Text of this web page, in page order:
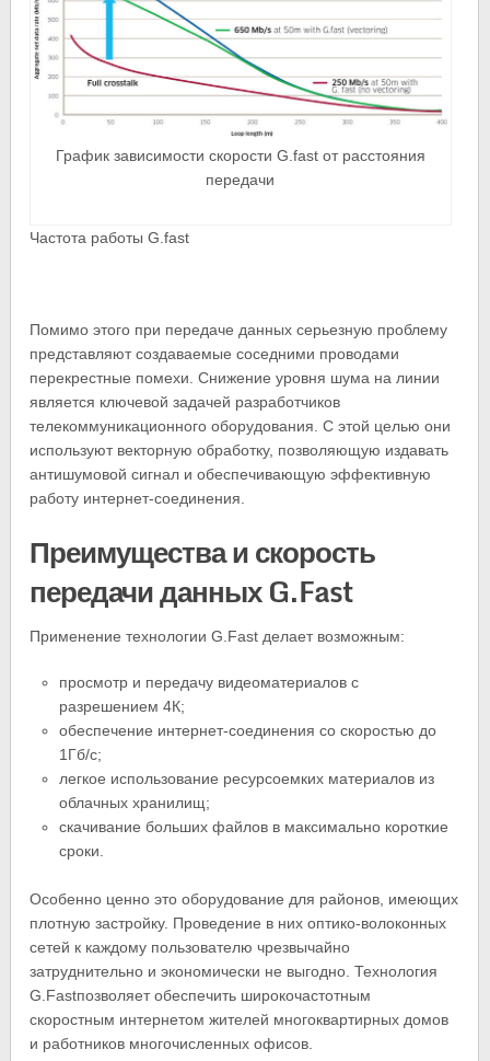
График зависимости скорости G.fast от расстояния
передачи
Частота работы G.fast
Помимо этого при передаче данных серьезную проблему
представляют создаваемые соседними проводами
перекрестные помехи. Снижение уровня шума на линии
является ключевой задачей разработчиков
телекоммуникационного оборудования. С этой целью они
используют векторную обработку, позволяющую издавать
антишумовой сигнал и обеспечивающую эффективную
работу интернет-соединения.
Преимущества и скорость
передачи данных G.Fast
Применение технологии G.Fast делает возможным:
просмотр и передачу видеоматериалов с
разрешением 4К;
обеспечение интернет-соединения со скоростью до
1Гб/с;
легкое использование ресурсоемких материалов из
облачных хранилищ;
скачивание больших файлов в максимально короткие
сроки.
Особенно ценно это оборудование для районов, имеющих
плотную застройку. Проведение в них оптико-волоконных
сетей к каждому пользователю чрезвычайно
затруднительно и экономически не выгодно. Технология
G.Fastпозволяет обеспечить широкочастотным
скоростным интернетом жителей многоквартирных домов
и работников многочисленных офисов.